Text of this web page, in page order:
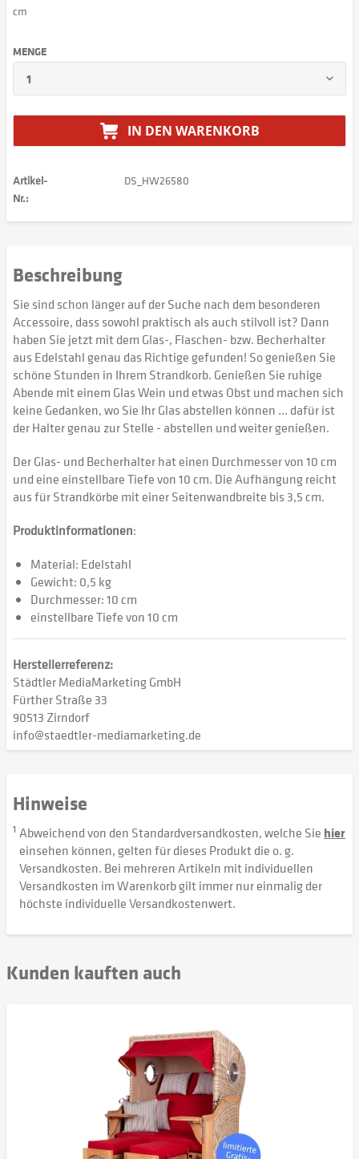
cm
MENGE
IN DEN WARENKORB
Artikel-
Nr.:
DS_HW26580
Beschreibung
Sie sind schon länger auf der Suche nach dem besonderen
Accessoire, dass sowohl praktisch als auch stilvoll ist? Dann
haben Sie jetzt mit dem Glas-, Flaschen- bzw. Becherhalter
aus Edelstahl genau das Richtige gefunden! So genießen Sie
schöne Stunden in Ihrem Strandkorb. Genießen Sie ruhige
Abende mit einem Glas Wein und etwas Obst und machen sich
keine Gedanken, wo Sie Ihr Glas abstellen können … dafür ist
der Halter genau zur Stelle - abstellen und weiter genießen.
Der Glas- und Becherhalter hat einen Durchmesser von 10 cm
und eine einstellbare Tiefe von 10 cm. Die Aufhängung reicht
aus für Strandkörbe mit einer Seitenwandbreite bis 3,5 cm.
Produktinformationen:
Material: Edelstahl
Gewicht: 0,5 kg
Durchmesser: 10 cm
einstellbare Tiefe von 10 cm
Herstellerreferenz:
Städtler MediaMarketing GmbH
Fürther Straße 33
90513 Zirndorf
info@staedtler-mediamarketing.de
Hinweise
1 Abweichend von den Standardversandkosten, welche Sie hier
einsehen können, gelten für dieses Produkt die o. g.
Versandkosten. Bei mehreren Artikeln mit individuellen
Versandkosten im Warenkorb gilt immer nur einmalig der
höchste individuelle Versandkostenwert.
Kunden kauften auch